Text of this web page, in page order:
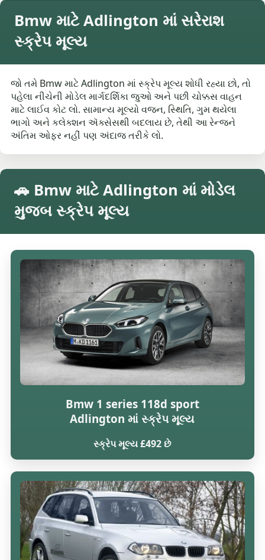
Bmw માટે Adlington માં સરેરાશ
સ્ક્રેપ મૂલ્ય
જો તમે Bmw માટે Adlington માં સ્ક્રેપ મૂલ્ય શોધી રહ્યા છો, તો
પહેલા નીચેની મોડેલ માર્ગદર્શિકા જુઓ અને પછી ચોક્કસ વાહન
માટે લાઈવ કોટ લો. સામાન્ય મૂલ્યો વજન, સ્થિતિ, ગુમ થયેલા
ભાગો અને કલેક્શન ઍક્સેસથી બદલાય છે, તેથી આ રેન્જને
અંતિમ ઓફર નહીં પણ અંદાજ તરીકે લો.
🚗 Bmw માટે Adlington માં મોડેલ
મુજબ સ્ક્રેપ મૂલ્ય
Bmw 1 series 118d sport
Adlington માં સ્ક્રેપ મૂલ્ય
સ્ક્રેપ મૂલ્ય £492 છે